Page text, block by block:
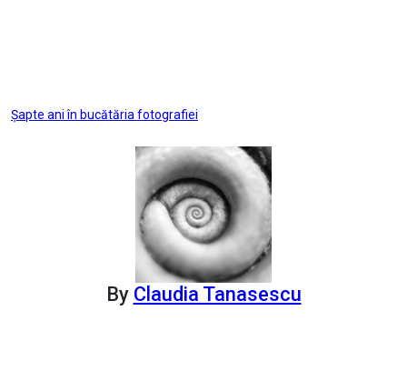
Post
Șapte ani în bucătăria fotografiei
By Claudia Tanasescu